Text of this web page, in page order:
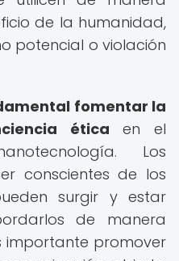
de la humanidad,
potencial o violación
fomentar la
ética en el
Los
conscientes de los
surgir y estar
de manera
importante promover